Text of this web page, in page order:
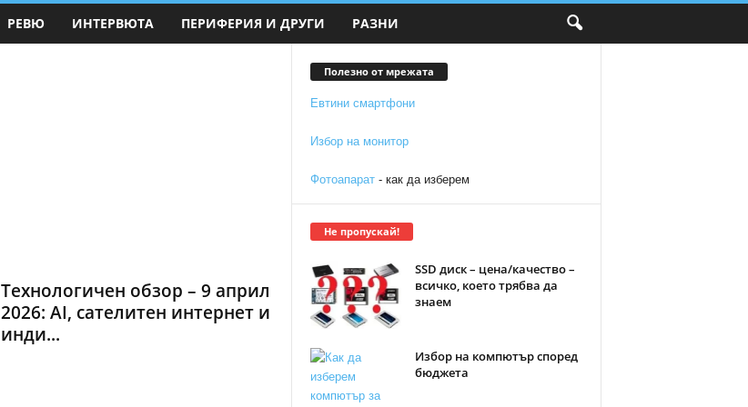
РЕВЮ ИНТЕРВЮТА ПЕРИФЕРИЯ И ДРУГИ РАЗНИ
Технологичен обзор – 9 април
2026: AI, сателитен интернет и
инди...
Полезно от мрежата
Евтини смартфони
Избор на монитор
Фотоапарат- как да изберем
Не пропускай!
SSD диск – цена/качество –
всичко, което трябва да
знаем
Избор на компютър според
бюджета